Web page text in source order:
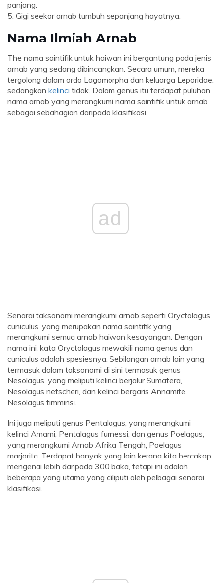
panjang.
5. Gigi seekor arnab tumbuh sepanjang hayatnya.
Nama Ilmiah Arnab
The nama saintifik untuk haiwan ini bergantung pada jenis
arnab yang sedang dibincangkan. Secara umum, mereka
tergolong dalam ordo Lagomorpha dan keluarga Leporidae,
sedangkan kelinci tidak. Dalam genus itu terdapat puluhan
nama arnab yang merangkumi nama saintifik untuk arnab
sebagai sebahagian daripada klasifikasi.
ad
Senarai taksonomi merangkumi arnab seperti Oryctolagus
cuniculus, yang merupakan nama saintifik yang
merangkumi semua arnab haiwan kesayangan. Dengan
nama ini, kata Oryctolagus mewakili nama genus dan
cuniculus adalah spesiesnya. Sebilangan arnab lain yang
termasuk dalam taksonomi di sini termasuk genus
Nesolagus, yang meliputi kelinci berjalur Sumatera,
Nesolagus netscheri, dan kelinci bergaris Annamite,
Nesolagus timminsi.
Ini juga meliputi genus Pentalagus, yang merangkumi
kelinci Amami, Pentalagus furnessi, dan genus Poelagus,
yang merangkumi Arnab Afrika Tengah, Poelagus
marjorita. Terdapat banyak yang lain kerana kita bercakap
mengenai lebih daripada 300 baka, tetapi ini adalah
beberapa yang utama yang diliputi oleh pelbagai senarai
klasifikasi.